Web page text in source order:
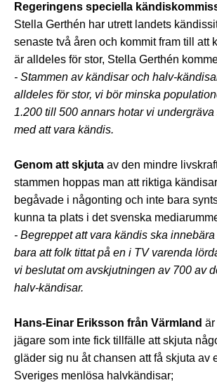
Regeringens speciella
Stella Gerthén har utrett landets
senaste två åren och kommit fram till att
är alldeles för stor, Stella Gerthén
- Stammen av kändisar och halv-
alldeles för stor, vi bör minska
1.200 till 500 annars hotar vi
med att vara kändis.
Genom att skjuta av den mindre
stammen hoppas man att riktiga
begåvade i någonting och inte bara
kunna ta plats i det svenska
- Begreppet att vara kändis ska
bara att folk tittat på en i TV varenda
vi beslutat om avskjutningen av 700 av
halv-kändisar.
Hans-Einar Eriksson från Värmland är
jägare som inte fick tillfälle att skjuta
gläder sig nu åt chansen att få skjuta av
Sveriges menlösa halvkändisar;